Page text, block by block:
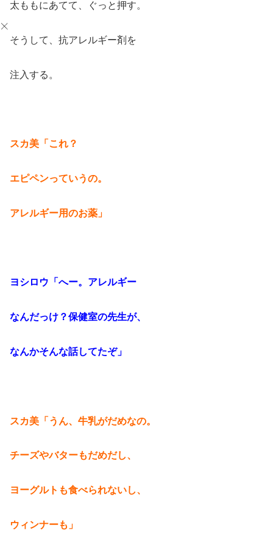
太ももにあてて、ぐっと押す。
そうして、抗アレルギー剤を
注入する。
スカ美「これ？
エピペンっていうの。
アレルギー用のお薬」
ヨシロウ「へー。アレルギー
なんだっけ？保健室の先生が、
なんかそんな話してたぞ」
スカ美「うん、牛乳がだめなの。
チーズやバターもだめだし、
ヨーグルトも食べられないし、
ウィンナーも」